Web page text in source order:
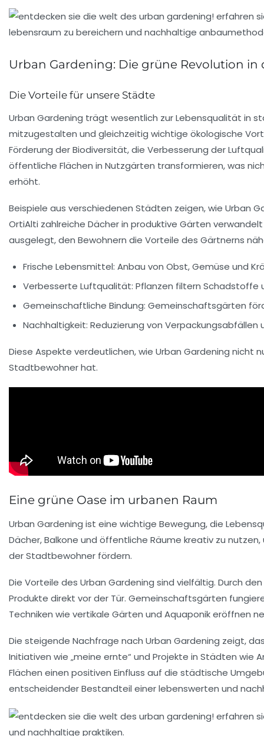
Urban Gardening: Die grüne Revolution in
Die Vorteile für unsere Städte
Urban Gardening trägt wesentlich zurLebensqualität in
mitzugestalten und gleichzeitig wichtige ökologische
Förderung derBiodiversität, die Verbesserung der
öffentliche Flächen in Nutzgärten transformieren, was
erhöht.
Beispiele aus verschiedenen Städten zeigen, wie Urban
OrtiAlti zahlreiche Dächer in produktive Gärten
ausgelegt, den Bewohnern die Vorteile des Gärtnerns
Frische Lebensmittel: Anbau von Obst, Gemüse und
Verbesserte Luftqualität: Pflanzen filtern Schadstoffe
Gemeinschaftliche Bindung: Gemeinschaftsgärten
Nachhaltigkeit: Reduzierung von Verpackungsabfällen
Diese Aspekte verdeutlichen, wie Urban Gardening nicht
Stadtbewohner hat.
Eine grüne Oase im urbanen Raum
Urban Gardening ist eine wichtige Bewegung, die
Dächer,Balkone und öffentliche Räume kreativ zu
der Stadtbewohner fördern.
Die Vorteile des Urban Gardening sind vielfältig. Durch
Produkte direkt vor der Tür. Gemeinschaftsgärten
Techniken wie vertikale Gärten und Aquaponikeröffnen
Die steigende Nachfrage nach Urban Gardening zeigt,
Initiativen wie „meine ernte“ und Projekte in Städten
Flächen einen positiven Einfluss auf die städtische
entscheidender Bestandteil einerlebenswerten und